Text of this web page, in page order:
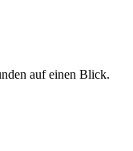
auf einen Blick.